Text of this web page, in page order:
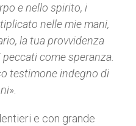
e nello spirito, i
nelle mie mani,
la tua provvidenza
come speranza.
testimone indegno di
».
e con grande